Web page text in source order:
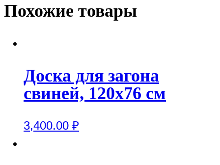
Похожие товары
Доска для загона
свиней, 120х76 см
3,400.00 ₽